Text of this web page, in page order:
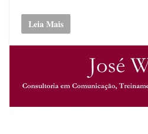
Leia Mais